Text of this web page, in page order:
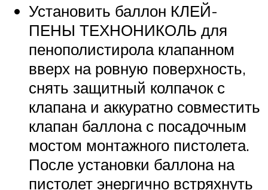
Установить баллон КЛЕЙ-
ПЕНЫ ТЕХНОНИКОЛЬ для
пенополистирола клапанном
вверх на ровную поверхность,
снять защитный колпачок с
клапана и аккуратно совместить
клапан баллона с посадочным
мостом монтажного пистолета.
После установки баллона на
пистолет энергично встряхнуть